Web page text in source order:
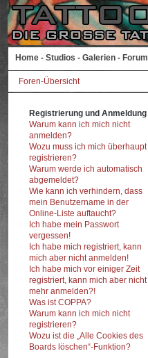
Home - Studios - Galerien - Forum
Foren-Übersicht
Registrierung und Anmeldung
Warum kann ich mich nicht
anmelden?
Wozu muss ich mich überhaupt
registrieren?
Warum werde ich automatisch
abgemeldet?
Wie kann ich verhindern, dass
mein Benutzername in der
Online-Liste auftaucht?
Ich habe mein Passwort
vergessen!
Ich habe mich registriert, kann
mich aber nicht anmelden!
Ich habe mich vor einiger Zeit
registriert, kann mich aber nicht
mehr anmelden?!
Was ist COPPA?
Warum kann ich mich nicht
registrieren?
Wozu ist die „Alle Cookies des
Boards löschen“-Funktion?